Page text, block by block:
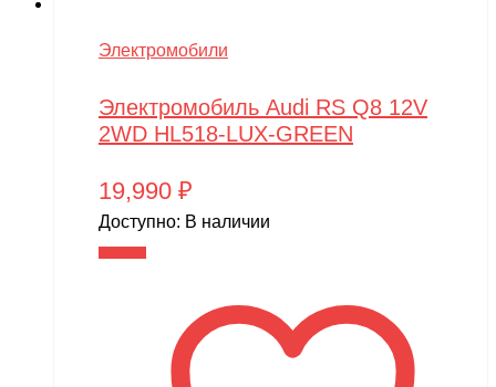
Электромобили
Электромобиль Audi RS Q8 12V
2WD HL518-LUX-GREEN
19,990 ₽
Доступно: В наличии